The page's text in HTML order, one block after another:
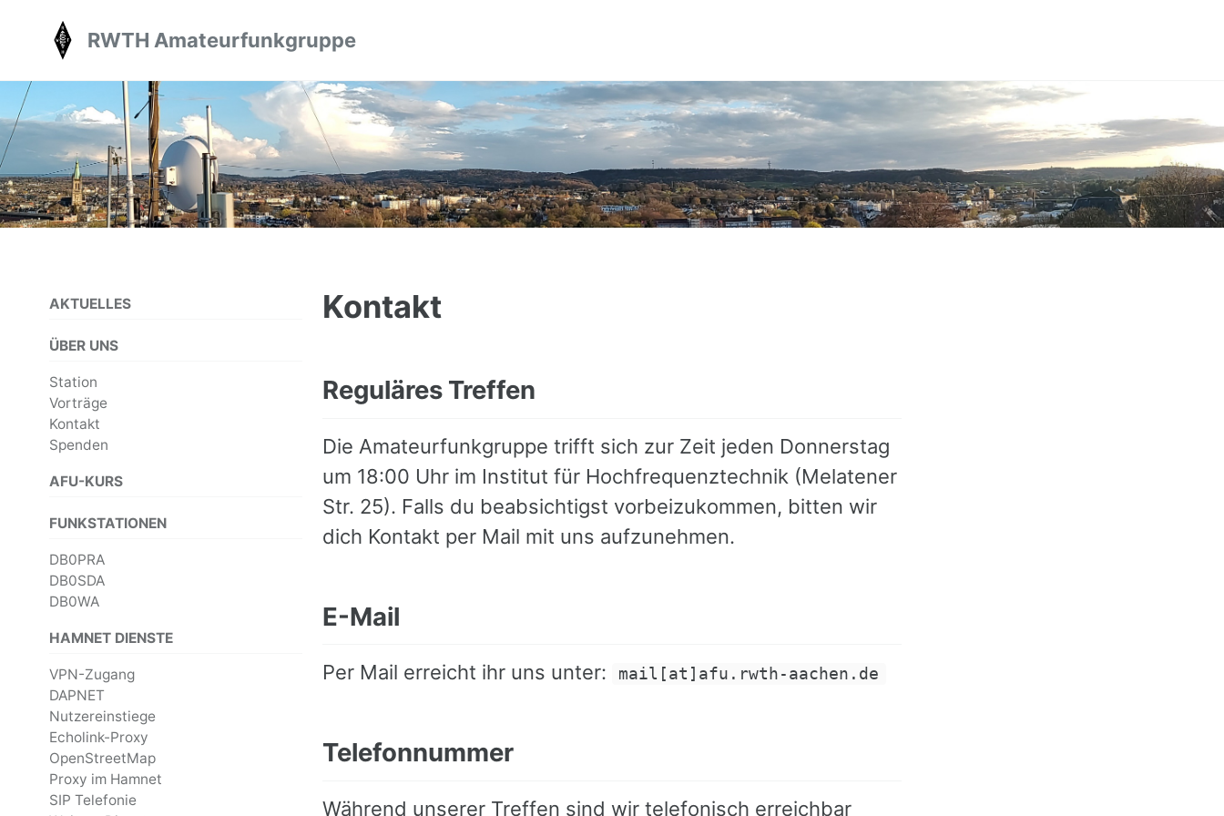
navigation
RWTH Amateurfunkgruppe
AKTUELLES
ÜBER UNS
Station
Vorträge
Kontakt
Spenden
AFU-KURS
FUNKSTATIONEN
DB0PRA
DB0SDA
DB0WA
HAMNET DIENSTE
VPN-Zugang
DAPNET
Nutzereinstiege
Echolink-Proxy
OpenStreetMap
Proxy im Hamnet
SIP Telefonie
Kontakt
Reguläres Treffen
Die Amateurfunkgruppe trifft sich zur Zeit jeden Donnerstag
um 18:00 Uhr im Institut für Hochfrequenztechnik (Melatener
Str. 25). Falls du beabsichtigst vorbeizukommen, bitten wir
dich Kontakt per Mail mit uns aufzunehmen.
E-Mail
Per Mail erreicht ihr uns unter: mail[at]afu.rwth-aachen.de
Telefonnummer
Während unserer Treffen sind wir telefonisch erreichbar